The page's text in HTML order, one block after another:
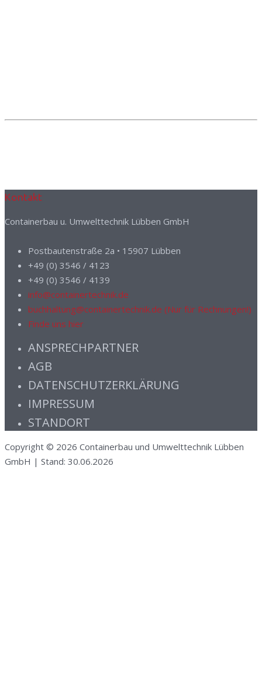
Kontakt
Containerbau u. Umwelttechnik Lübben GmbH
Postbautenstraße 2a • 15907 Lübben
+49 (0) 3546 / 4123
+49 (0) 3546 / 4139
info@containertechnik.de
buchhaltung@containertechnik.de (Nur für Rechnungen!)
Finde uns hier
ANSPRECHPARTNER
AGB
DATENSCHUTZERKLÄRUNG
IMPRESSUM
STANDORT
Copyright © 2026 Containerbau und Umwelttechnik Lübben
GmbH | Stand: 30.06.2026